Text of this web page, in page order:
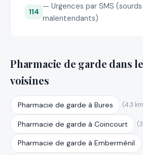
114
— Urgences par SMS
malentendants)
Pharmacie de garde dans
voisines
Pharmacie de garde à Bures (4.3
Pharmacie de garde à Coincourt
Pharmacie de garde à Emberménil